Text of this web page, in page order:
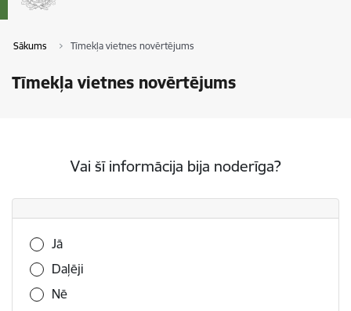
Sākums Tīmekļa vietnes novērtējums
Tīmekļa vietnes novērtējums
Vai šī informācija bija noderīga?
Vai šī informācija bija noderīga?
Jā
Daļēji
Nē